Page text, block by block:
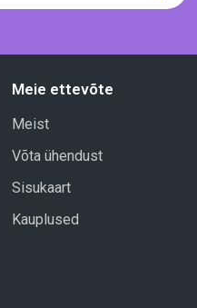
Meie ettevõte
Meist
Võta ühendust
Sisukaart
Kauplused